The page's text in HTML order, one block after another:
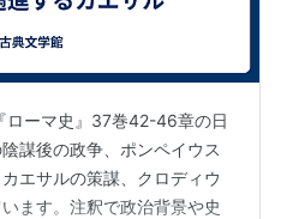
ローマ史』37巻42-46章の日
謀後の政争、ポンペイウス
エサルの策謀、クロディウ
ます。注釈で政治背景や史